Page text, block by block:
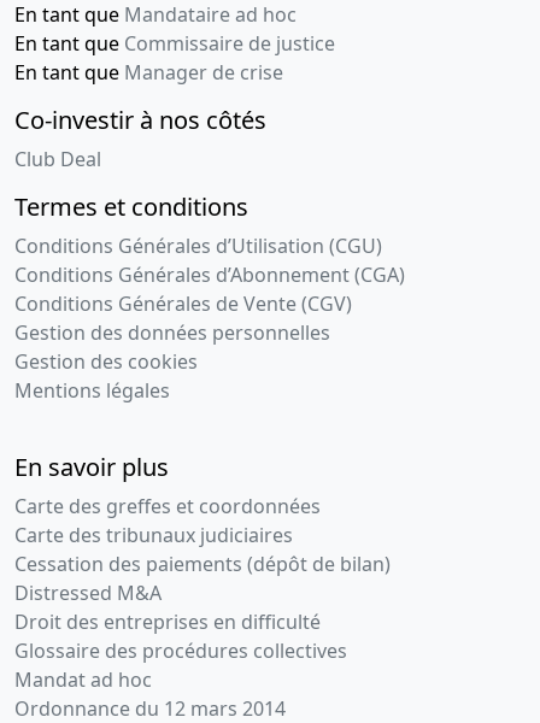
En tant que Mandataire ad hoc
En tant que Commissaire de justice
En tant que Manager de crise
Co-investir à nos côtés
Club Deal
Termes et conditions
Conditions Générales d’Utilisation (CGU)
Conditions Générales d’Abonnement (CGA)
Conditions Générales de Vente (CGV)
Gestion des données personnelles
Gestion des cookies
Mentions légales
En savoir plus
Carte des greffes et coordonnées
Carte des tribunaux judiciaires
Cessation des paiements (dépôt de bilan)
Distressed M&A
Droit des entreprises en difficulté
Glossaire des procédures collectives
Mandat ad hoc
Ordonnance du 12 mars 2014